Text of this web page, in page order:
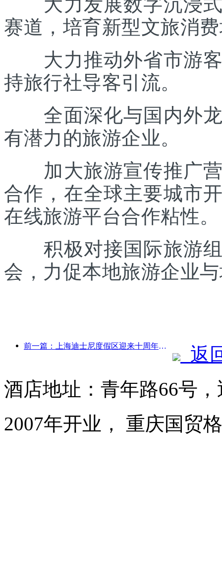
赛道，培育新型文旅消
大力推动外省市游客
持旅行社导客引流。
全面深化与国内外龙
有潜力的旅游企业。
加大旅游宣传推广营
合作，在全球主要城市
在线旅游平台合作粘性。
积极对接国际旅游组
会，力促本地旅游企业
前一篇：上海迪士尼度假区迎来十周年，累计接待游客超1亿人次
返
酒店地址：青年路66号
2007年开业， 重庆国